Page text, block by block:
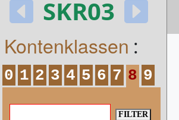
SKR03
Kontenklassen :
0 1 2 3 4 5 6 7 8 9